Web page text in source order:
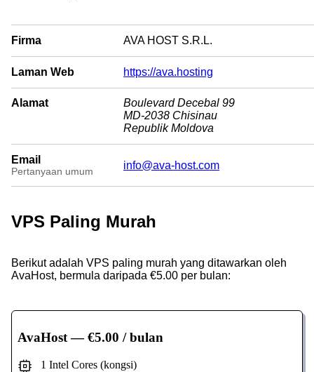
Firma AVA HOST S.R.L.
Laman Web https://ava.hosting
Alamat
Boulevard Decebal 99
MD-2038 Chisinau
Republik Moldova
Email
Pertanyaan umum
info@ava-host.com
VPS Paling Murah
Berikut adalah VPS paling murah yang ditawarkan oleh
AvaHost, bermula daripada €5.00 per bulan:
AvaHost— €5.00 / bulan
1 Intel Cores (kongsi)